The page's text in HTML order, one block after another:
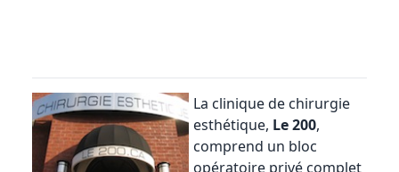
La clinique de chirurgie
esthétique, Le 200,
comprend un bloc
opératoire privé complet